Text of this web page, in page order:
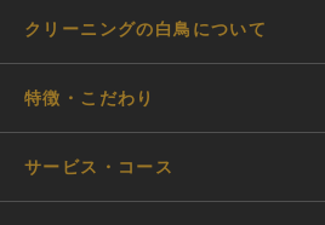
クリーニングの白鳥について
特徴・こだわり
サービス・コース